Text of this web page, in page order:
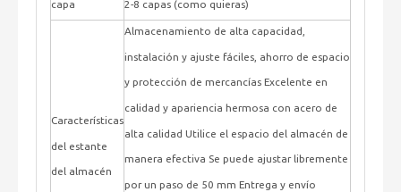
capa 2-8 capas (como quieras)
Características
del estante
del almacén
Almacenamiento de alta capacidad,
instalación y ajuste fáciles, ahorro de espacio
y protección de mercancías Excelente en
calidad y apariencia hermosa con acero de
alta calidad Utilice el espacio del almacén de
manera efectiva Se puede ajustar libremente
por un paso de 50 mm Entrega y envío